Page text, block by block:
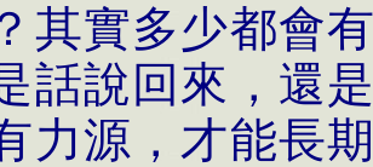
其實多少都會
話說回來，還
力源，才能長